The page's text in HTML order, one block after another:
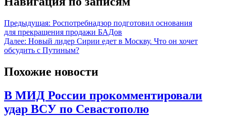
Предыдущая: Роспотребнадзор подготовил основания
для прекращения продажи БАДов
Далее: Новый лидер Сирии едет в Москву. Что он хочет
обсудить с Путиным?
Похожие новости
В МИД России прокомментировали
удар ВСУ по Севастополю